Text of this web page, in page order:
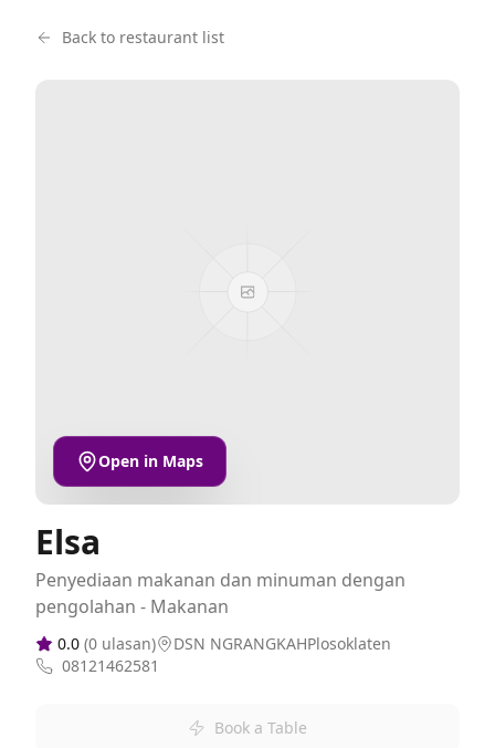
Back to restaurant list
Open in Maps
Elsa
Penyediaan makanan dan minuman dengan
pengolahan - Makanan
0.0 (0 ulasan)
DSN NGRANGKAHPlosoklaten
08121462581
Book a Table